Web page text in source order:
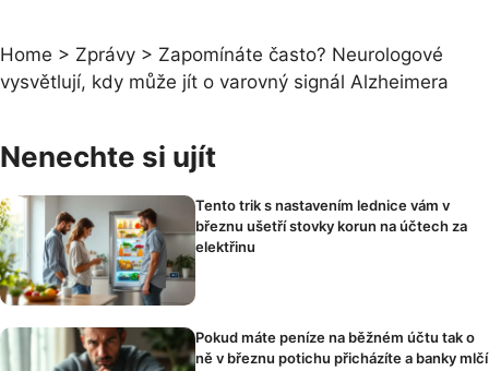
Home > Zprávy > Zapomínáte často? Neurologové
vysvětlují, kdy může jít o varovný signál Alzheimera
Nenechte si ujít
Tento trik s nastavením lednice vám v
březnu ušetří stovky korun na účtech za
elektřinu
Pokud máte peníze na běžném účtu tak o
ně v březnu potichu přicházíte a banky mlčí